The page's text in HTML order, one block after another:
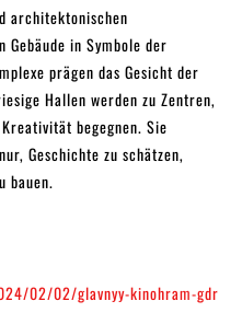
architektonischen
in Symbole der
prägen das Gesicht der
Hallen werden zu Zentren,
begegnen. Sie
Geschichte zu schätzen,
bauen.
02/02/glavnyy-kinohram-gdr